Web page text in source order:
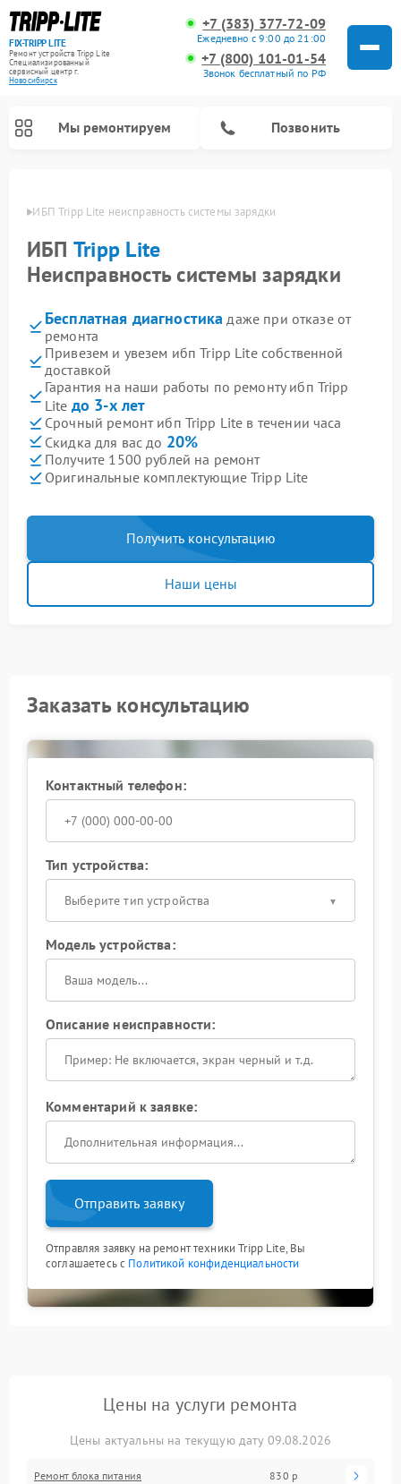
FIX-TRIPP LITE
Ремонт устройств Tripp Lite
Специализированный
cервисный центр г.
Новосибирск
+7 (383) 377-72-09
Ежедневно с 9:00 до 21:00
+7 (800) 101-01-54
Звонок бесплатный по РФ
Мы ремонтируем Позвонить
ИБП Tripp Lite неисправность системы зарядки
ИБП Tripp Lite
Неисправность системы зарядки
Бесплатная диагностика даже при отказе от
ремонта
Привезем и увезем ибп Tripp Lite собственной
доставкой
Гарантия на наши работы по ремонту ибп Tripp
Lite до 3-х лет
Срочный ремонт ибп Tripp Lite в течении часа
Скидка для вас до 20%
Получите 1500 рублей на ремонт
Оригинальные комплектующие Tripp Lite
Получить консультацию
Наши цены
Заказать консультацию
Контактный телефон:
Тип устройства:
Выберите тип устройства
Модель устройства:
Описание неисправности:
Комментарий к заявке:
Отправить заявку
Отправляя заявку на ремонт техники Tripp Lite, Вы
соглашаетесь с Политикой конфиденциальности
Цены на услуги ремонта
Цены актуальны на текущую дату 09.08.2026
Ремонт блока питания 830 р